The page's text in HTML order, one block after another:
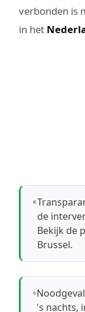
verbonden is
in het
de
Bekijk de
Brussel.
's nachts,